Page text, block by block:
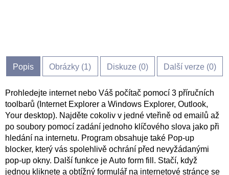
Popis Obrázky (1) Diskuze (0) Další verze (0)
Prohledejte internet nebo Váš počítač pomocí 3 příručních
toolbarů (Internet Explorer a Windows Explorer, Outlook,
Your desktop). Najděte cokoliv v jedné vteřině od emailů až
po soubory pomocí zadání jednoho klíčového slova jako při
hledání na internetu. Program obsahuje také Pop-up
blocker, který vás spolehlivě ochrání před nevyžádanými
pop-up okny. Další funkce je Auto form fill. Stačí, když
jednou kliknete a obtížný formulář na internetové stránce se